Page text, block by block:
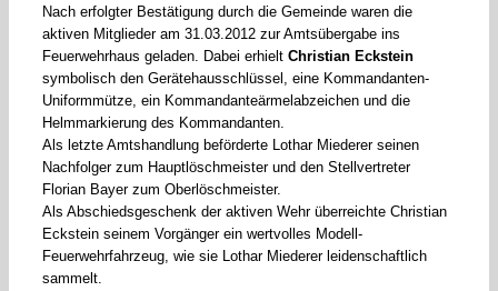
Nach erfolgter Bestätigung durch die Gemeinde waren die
aktiven Mitglieder am 31.03.2012 zur Amtsübergabe ins
Feuerwehrhaus geladen. Dabei erhielt Christian Eckstein
symbolisch den Gerätehausschlüssel, eine Kommandanten-
Uniformmütze, ein Kommandanteärmelabzeichen und die
Helmmarkierung des Kommandanten.
Als letzte Amtshandlung beförderte Lothar Miederer seinen
Nachfolger zum Hauptlöschmeister und den Stellvertreter
Florian Bayer zum Oberlöschmeister.
Als Abschiedsgeschenk der aktiven Wehr überreichte Christian
Eckstein seinem Vorgänger ein wertvolles Modell-
Feuerwehrfahrzeug, wie sie Lothar Miederer leidenschaftlich
sammelt.